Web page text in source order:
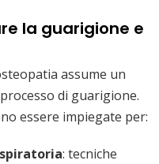
la guarigione e
assume un
di guarigione.
essere impiegate per:
: tecniche